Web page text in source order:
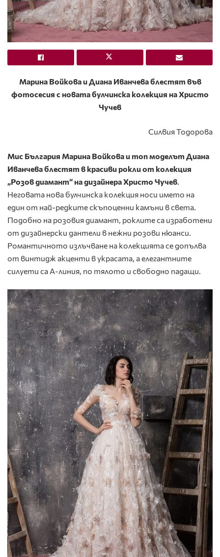
Марина Войкова и Диана Иванчева блестят във
фотосесия с новата булчинска колекция на Христо
Чучев
Силвия Тодорова
Мис България Марина Войкова и топ моделът Диана
Иванчева блестят в красиви рокли от колекция
„Розов диамант“ на дизайнера Христо Чучев.
Неговата нова булчинска колекция носи името на
един от най-редките скъпоценни камъни в света.
Подобно на розовия диамант, роклите са изработени
от дизайнерски дантели в нежни розови нюанси.
Романтичното излъчване на колекцията се допълва
от винтидж акценти в украсата, а елегантните
силуети са А-линия, по тялото и свободно падащи.